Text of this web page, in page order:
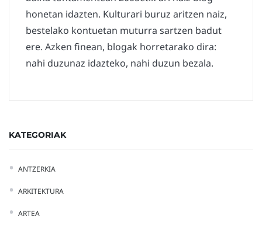
honetan idazten. Kulturari buruz aritzen naiz,
bestelako kontuetan muturra sartzen badut
ere. Azken finean, blogak horretarako dira:
nahi duzunaz idazteko, nahi duzun bezala.
KATEGORIAK
ANTZERKIA
ARKITEKTURA
ARTEA